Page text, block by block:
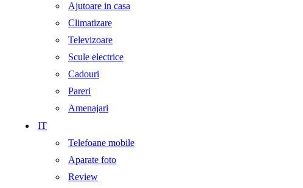
Ajutoare in casa
Climatizare
Televizoare
Scule electrice
Cadouri
Pareri
Amenajari
IT
Telefoane mobile
Aparate foto
Review